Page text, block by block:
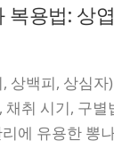
복용법: 상
상백피, 상심
채취 시기, 구
에 유용한 뽕